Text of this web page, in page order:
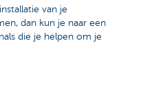
van je
dan kun je naar een
die je helpen om je